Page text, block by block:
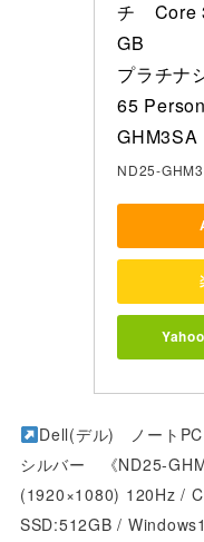
チ　Core
GB
プラチナ
65
GHM3SA
ND25-
Dell(デル) ノート
シルバー 《ND25-
(1920×1080) 120Hz /
SSD:512GB /